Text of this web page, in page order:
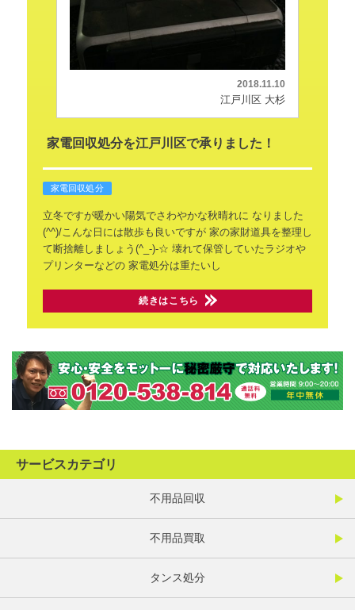
2018.11.10
江戸川区 大杉
家電回収処分を江戸川区で承りました！
家電回収処分
立冬ですが暖かい陽気でさわやかな秋晴れに なりました
(^^)/こんな日には散歩も良いですが家の家財道具を整理し
て断捨離しましょう(^_-)-☆ 壊れて保管していたラジオや
プリンターなどの家電処分は重たいし
続きはこちら
サービスカテゴリ
不用品回収
不用品買取
タンス処分